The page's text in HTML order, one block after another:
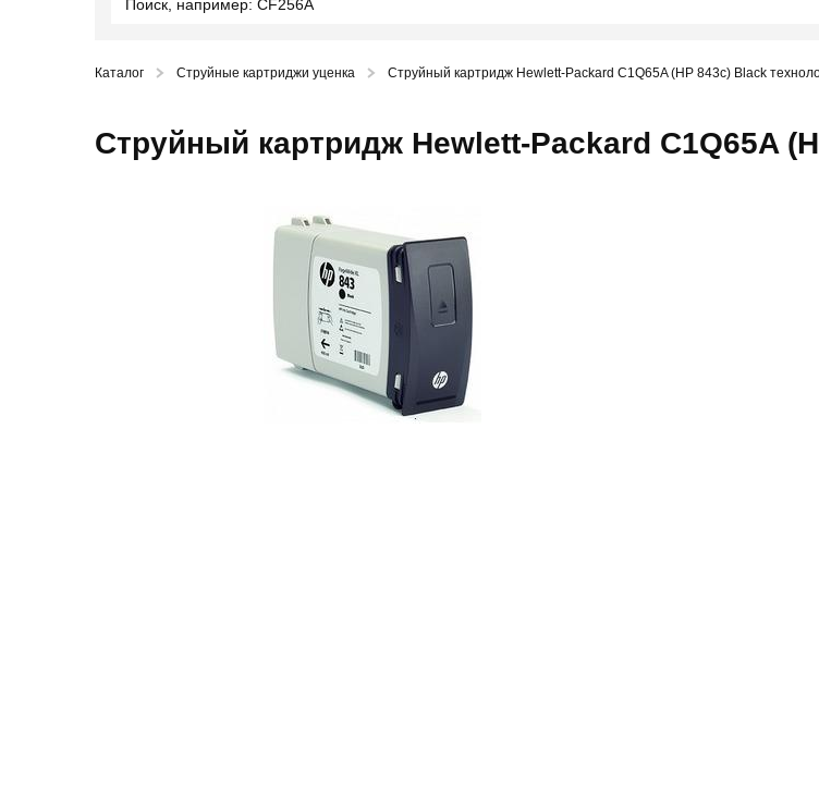
Каталог Струйные картриджи уценка Струйный картридж Hewlett-Packard C1Q65A (HP 843c) Black
Струйный картридж Hewlett-Packard C1Q65A